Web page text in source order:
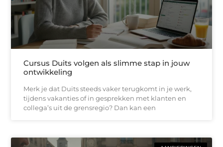
Cursus Duits volgen als slimme stap in jouw
ontwikkeling
Merk je dat Duits steeds vaker terugkomt in je werk,
tijdens vakanties of in gesprekken met klanten en
collega’s uit de grensregio? Dan kan een